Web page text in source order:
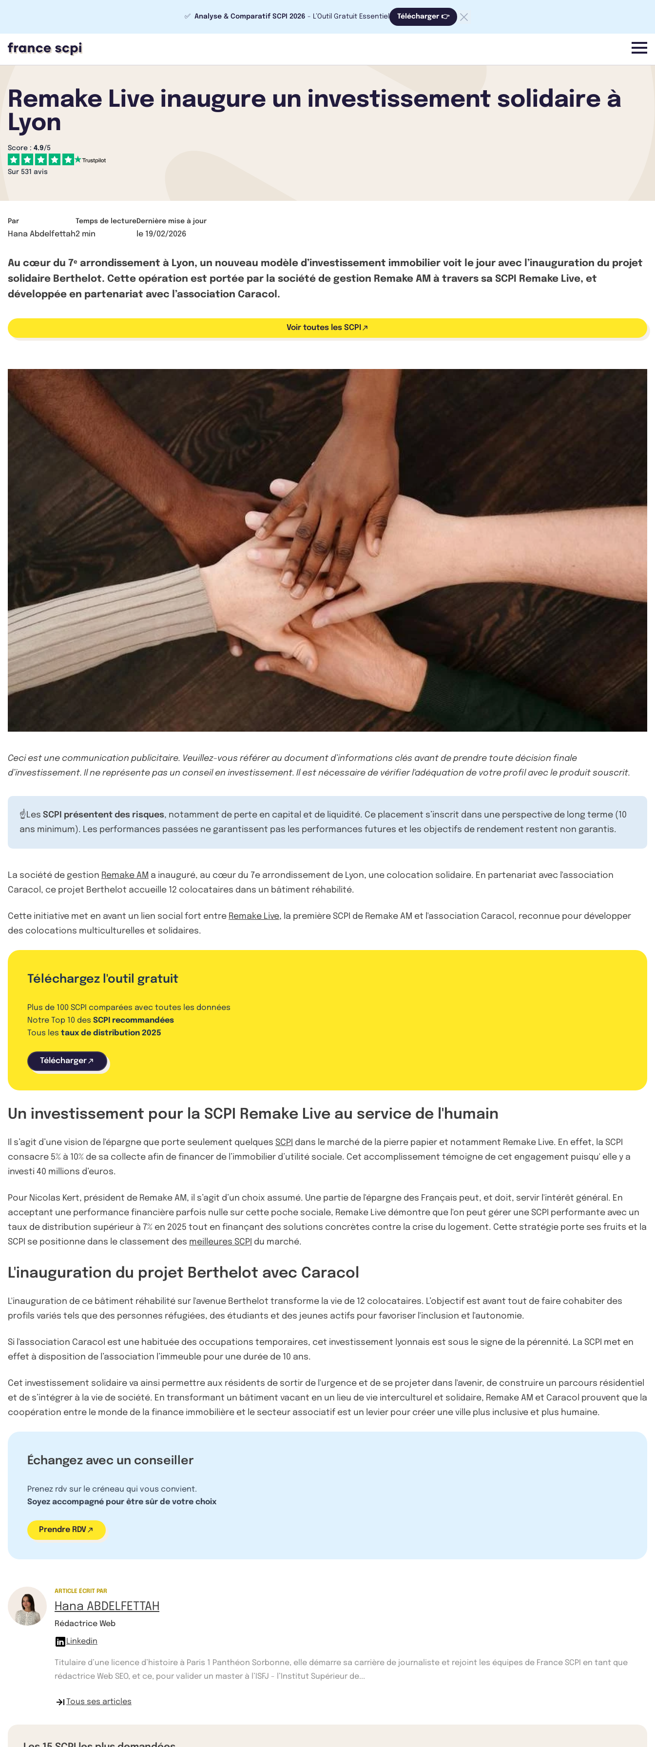
✅ Analyse & Comparatif SCPI 2026 - L’Outil Gratuit Essentiel Télécharger 👉
menu
Remake Live inaugure un investissement solidaire à
Lyon
Score : 4.9/5
Sur 531 avis
Par
Hana Abdelfettah
Temps de lecture
2 min
Dernière mise à jour
le 19/02/2026
Au cœur du 7ᵉ arrondissement à Lyon, un nouveau modèle d’investissement immobilier voit le jour avec l’inauguration du projet
solidaire Berthelot. Cette opération est portée par la société de gestion Remake AM à travers sa SCPI Remake Live, et
développée en partenariat avec l’association Caracol.
Voir toutes les SCPI
Ceci est une communication publicitaire. Veuillez-vous référer au document d’informations clés avant de prendre toute décision finale
d’investissement. Il ne représente pas un conseil en investissement. Il est nécessaire de vérifier l'adéquation de votre profil avec le produit souscrit.
☝️Les SCPI présentent des risques, notamment de perte en capital et de liquidité. Ce placement s’inscrit dans une perspective de long terme (10
ans minimum). Les performances passées ne garantissent pas les performances futures et les objectifs de rendement restent non garantis.
La société de gestion Remake AM a inauguré, au cœur du 7e arrondissement de Lyon, une colocation solidaire. En partenariat avec l'association
Caracol, ce projet Berthelot accueille 12 colocataires dans un bâtiment réhabilité.
Cette initiative met en avant un lien social fort entre Remake Live, la première SCPI de Remake AM et l'association Caracol, reconnue pour développer
des colocations multiculturelles et solidaires.
Téléchargez l'outil gratuit
Plus de 100 SCPI comparées avec toutes les données
Notre Top 10 des SCPI recommandées
Tous les taux de distribution 2025
Télécharger
Un investissement pour la SCPI Remake Live au service de l'humain
Il s’agit d’une vision de l'épargne que porte seulement quelques SCPI dans le marché de la pierre papier et notamment Remake Live. En effet, la SCPI
consacre 5% à 10% de sa collecte afin de financer de l’immobilier d’utilité sociale. Cet accomplissement témoigne de cet engagement puisqu' elle y a
investi 40 millions d’euros.
Pour Nicolas Kert, président de Remake AM, il s’agit d’un choix assumé. Une partie de l'épargne des Français peut, et doit, servir l'intérêt général. En
acceptant une performance financière parfois nulle sur cette poche sociale, Remake Live démontre que l'on peut gérer une SCPI performante avec un
taux de distribution supérieur à 7% en 2025 tout en finançant des solutions concrètes contre la crise du logement. Cette stratégie porte ses fruits et la
SCPI se positionne dans le classement des meilleures SCPI du marché.
L'inauguration du projet Berthelot avec Caracol
L'inauguration de ce bâtiment réhabilité sur l'avenue Berthelot transforme la vie de 12 colocataires. L’objectif est avant tout de faire cohabiter des
profils variés tels que des personnes réfugiées, des étudiants et des jeunes actifs pour favoriser l'inclusion et l'autonomie.
Si l'association Caracol est une habituée des occupations temporaires, cet investissement lyonnais est sous le signe de la pérennité. La SCPI met en
effet à disposition de l’association l’immeuble pour une durée de 10 ans.
Cet investissement solidaire va ainsi permettre aux résidents de sortir de l'urgence et de se projeter dans l'avenir, de construire un parcours résidentiel
et de s’intégrer à la vie de société. En transformant un bâtiment vacant en un lieu de vie interculturel et solidaire, Remake AM et Caracol prouvent que la
coopération entre le monde de la finance immobilière et le secteur associatif est un levier pour créer une ville plus inclusive et plus humaine.
Échangez avec un conseiller
Prenez rdv sur le créneau qui vous convient.
Soyez accompagné pour être sûr de votre choix
Prendre RDV
ARTICLE ÉCRIT PAR
Hana ABDELFETTAH
Rédactrice Web
Linkedin
Titulaire d’une licence d’histoire à Paris 1 Panthéon Sorbonne, elle démarre sa carrière de journaliste et rejoint les équipes de France SCPI en tant que
rédactrice Web SEO, et ce, pour valider un master à l’ISFJ - l’Institut Supérieur de...
Tous ses articles